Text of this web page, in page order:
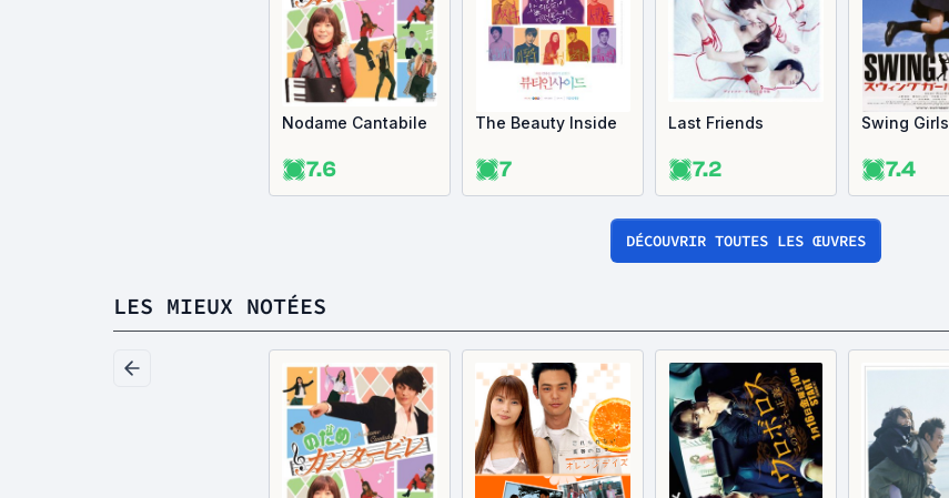
Nodame Cantabile
7.6
The Beauty Inside
7
Last Friends
7.2
Swing Girls
7.4
DÉCOUVRIR TOUTES LES ŒUVRES
LES MIEUX NOTÉES